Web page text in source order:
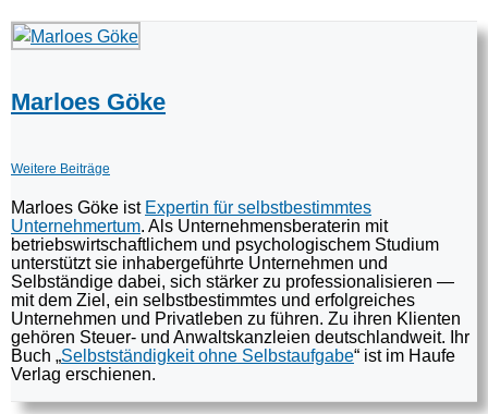
Marloes Göke
Weitere Beiträge
Marloes Göke ist Expertin für selbstbestimmtes
Unternehmertum. Als Unternehmensberaterin mit
betriebswirtschaftlichem und psychologischem Studium
unterstützt sie inhabergeführte Unternehmen und
Selbständige dabei, sich stärker zu professionalisieren —
mit dem Ziel, ein selbstbestimmtes und erfolgreiches
Unternehmen und Privatleben zu führen. Zu ihren Klienten
gehören Steuer- und Anwaltskanzleien deutschlandweit. Ihr
Buch „Selbstständigkeit ohne Selbstaufgabe“ ist im Haufe
Verlag erschienen.